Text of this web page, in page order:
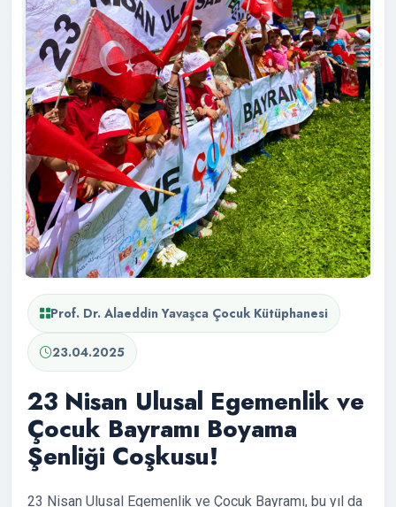
Prof. Dr. Alaeddin Yavaşca Çocuk Kütüphanesi
23.04.2025
23 Nisan Ulusal Egemenlik ve
Çocuk Bayramı Boyama
Şenliği Coşkusu!
23 Nisan Ulusal Egemenlik ve Çocuk Bayramı, bu yıl da